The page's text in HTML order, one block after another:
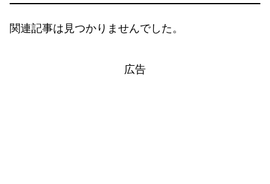
関連記事は見つかりませんでした。
広告